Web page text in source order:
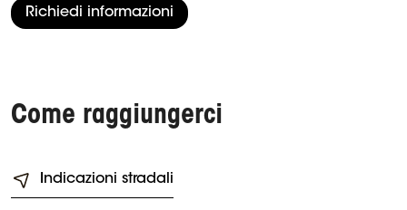
Richiedi informazioni
Come raggiungerci
Indicazioni stradali